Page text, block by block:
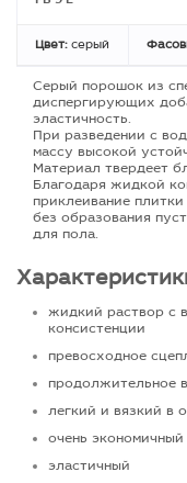
Цвет: серый
Серый порошок из
диспергирующих
эластичность.
При разведении с
массу высокой
Материал твердеет
Благодаря жидкой
приклеивание плитки
без образования
для пола.
жидкий раствор с
консистенции
превосходное
продолжительное
легкий и вязкий в
очень экономичный
эластичный